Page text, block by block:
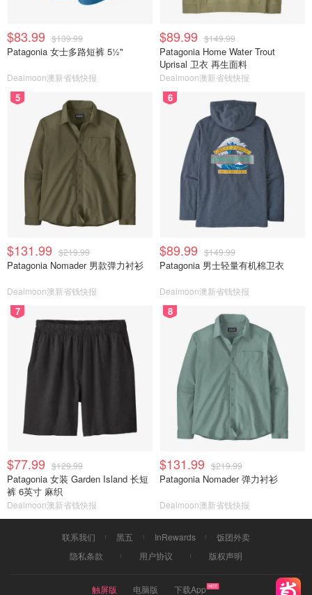
$83.99 $139.99
Patagonia 女士多路短裤 5½"
Dealmoon澳新省钱快报
$89.99 $149.99
Patagonia Home Water Trout
Uprisal 卫衣 再生面料
Dealmoon澳新省钱快报
5
$131.99 $219.99
Patagonia Nomader 男款弹力衬衫
Dealmoon澳新省钱快报
6
$89.99 $149.99
Patagonia 男士轻量有机棉卫衣
Dealmoon澳新省钱快报
7
$77.99 $129.99
Patagonia 女装 Garden Island 长短
裤 6英寸 麻织
Dealmoon澳新省钱快报
8
$131.99 $219.99
Patagonia Nomader 弹力衬衫
Dealmoon澳新省钱快报
联系我们 黑五 InRewards
饭团外卖
隐私条款
用户协议 版权声明
触屏版 电脑版 下载App